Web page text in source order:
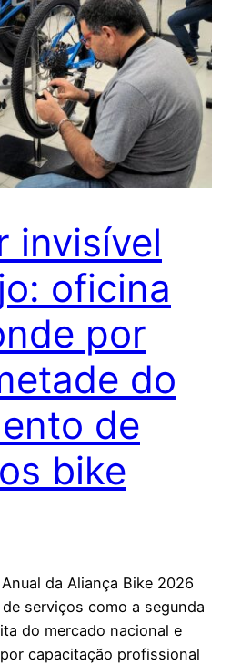
invisível
oficina
por
do
de
bike
da Aliança Bike 2026
serviços como a segunda
do mercado nacional e
capacitação profissional